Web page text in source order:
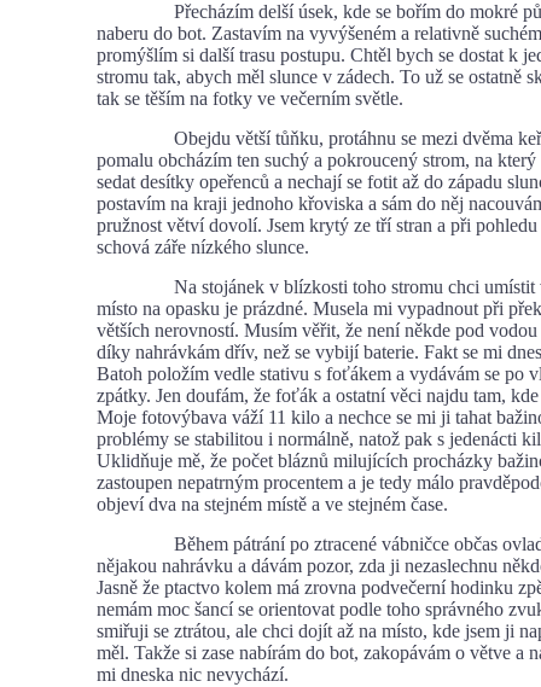
Přecházím delší úsek, kde se bořím do mokré
naberu do bot. Zastavím na vyvýšeném a relativně
promýšlím si další trasu postupu. Chtěl bych se dostat k
stromu tak, abych měl slunce v zádech. To už se ostatně
tak se těším na fotky ve večerním světle.
Obejdu větší tůňku, protáhnu se mezi dvěma keři
pomalu obcházím ten suchý a pokroucený strom, na
sedat desítky opeřenců a nechají se fotit až do západu
postavím na kraji jednoho křoviska a sám do něj
pružnost větví dovolí. Jsem krytý ze tří stran a při pohledu
schová záře nízkého slunce.
Na stojánek v blízkosti toho stromu chci umístit
místo na opasku je prázdné. Musela mi vypadnout při
větších nerovností. Musím věřit, že není někde pod
díky nahrávkám dřív, než se vybijí baterie. Fakt se mi
Batoh položím vedle stativu s foťákem a vydávám se po
zpátky. Jen doufám, že foťák a ostatní věci najdu tam,
Moje fotovýbava váží 11 kilo a nechce se mi ji tahat
problémy se stabilitou i normálně, natož pak s jedenácti
Uklidňuje mě, že počet bláznů milujících procházky
zastoupen nepatrným procentem a je tedy málo
objeví dva na stejném místě a ve stejném čase.
Během pátrání po ztracené vábničce občas
nějakou nahrávku a dávám pozor, zda ji nezaslechnu
Jasně že ptactvo kolem má zrovna podvečerní hodinku
nemám moc šancí se orientovat podle toho správného
smiřuji se ztrátou, ale chci dojít až na místo, kde jsem ji
měl. Takže si zase nabírám do bot, zakopávám o větve a
mi dneska nic nevychází.